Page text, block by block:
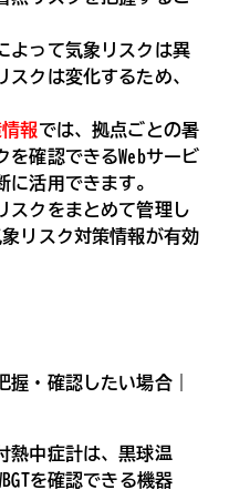
よって気象リスクは異
クは変化するため、
報では、拠点ごとの暑
確認できるWebサービ
に活用できます。
スクをまとめて管理し
リスク対策情報が有効
・確認したい場合｜
熱中症計は、黒球温
を確認できる機器